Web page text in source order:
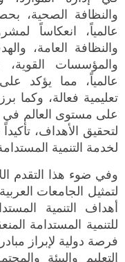
والنظافة الصحية،
عالمياً، انعكاساً
والنظافة العامة،
والمؤسسات القوية،
عالمياً، مما يؤكد
على مستوى العالم
لتحقيق الأهداف،
لخدمة التنمية
وفي ضوء هذا التقدم
لتمثيل الجامعات
أهداف التنمية
للتنمية المستدامة
فرصة دولية لإبراز
التعليم والبيئة